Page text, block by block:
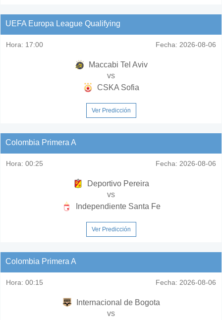
UEFA Europa League Qualifying
Hora: 17:00 Fecha: 2026-08-06
Maccabi Tel Aviv
vs
CSKA Sofia
Ver Predicción
Colombia Primera A
Hora: 00:25 Fecha: 2026-08-06
Deportivo Pereira
vs
Independiente Santa Fe
Ver Predicción
Colombia Primera A
Hora: 00:15 Fecha: 2026-08-06
Internacional de Bogota
vs